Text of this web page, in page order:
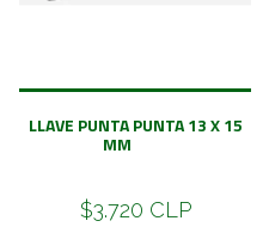
LLAVE PUNTA PUNTA 13 X 15
MM
$3.720 CLP